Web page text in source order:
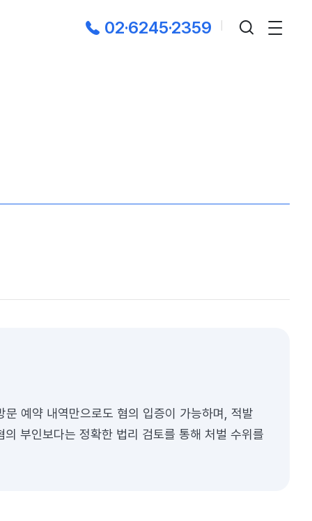
02·6245·2359
예약 내역만으로도 혐의 입증이 가능하며, 적발
부인보다는 정확한 법리 검토를 통해 처벌 수위를